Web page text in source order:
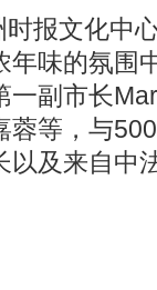
报文化中
味的氛围
一副市长
蓉等，与
以及来自中